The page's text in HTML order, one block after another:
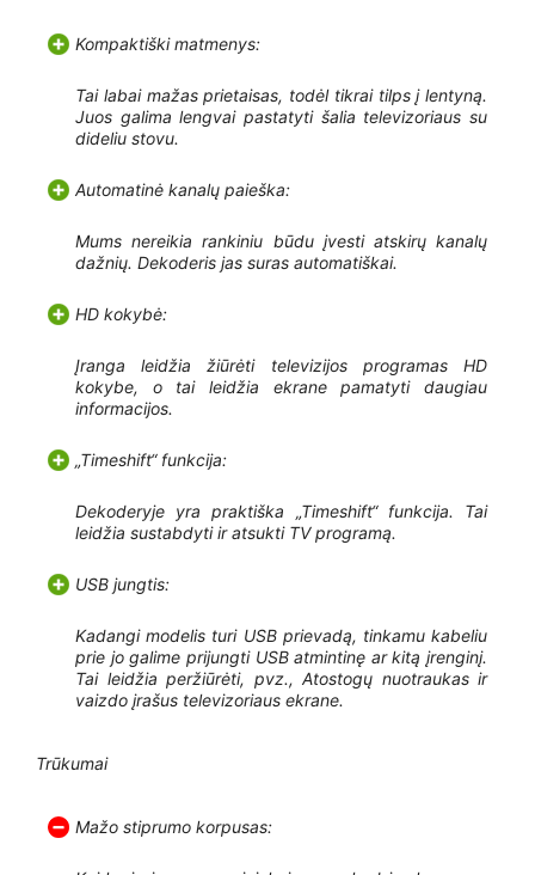
Kompaktiški matmenys:
Tai labai mažas prietaisas, todėl tikrai tilps į lentyną.
Juos galima lengvai pastatyti šalia televizoriaus su
dideliu stovu.
Automatinė kanalų paieška:
Mums nereikia rankiniu būdu įvesti atskirų kanalų
dažnių. Dekoderis jas suras automatiškai.
HD kokybė:
Įranga leidžia žiūrėti televizijos programas HD
kokybe, o tai leidžia ekrane pamatyti daugiau
informacijos.
„Timeshift“ funkcija:
Dekoderyje yra praktiška „Timeshift“ funkcija. Tai
leidžia sustabdyti ir atsukti TV programą.
USB jungtis:
Kadangi modelis turi USB prievadą, tinkamu kabeliu
prie jo galime prijungti USB atmintinę ar kitą įrenginį.
Tai leidžia peržiūrėti, pvz., Atostogų nuotraukas ir
vaizdo įrašus televizoriaus ekrane.
Trūkumai
Mažo stiprumo korpusas: